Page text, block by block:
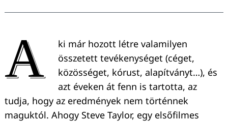
A
ki már hozott létre valamilyen
összetett tevékenységet (céget,
közösséget, kórust, alapítványt…), és
azt éveken át fenn is tartotta, az
tudja, hogy az eredmények nem történnek
maguktól. Ahogy Steve Taylor, egy elsőfilmes